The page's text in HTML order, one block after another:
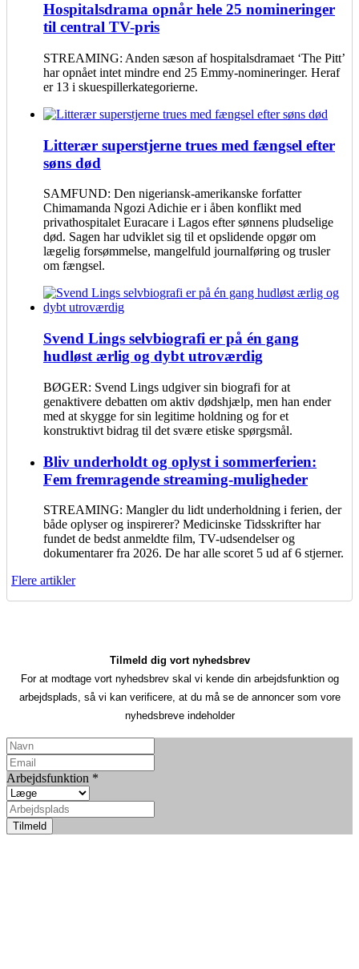
Hospitalsdrama opnår hele 25 nomineringer
til central TV-pris
STREAMING: Anden sæson af hospitalsdramaet ‘The Pitt’
har opnået intet mindre end 25 Emmy-nomineringer. Heraf
er 13 i skuespillerkategorierne.
Litterær superstjerne trues med fængsel efter
søns død
SAMFUND: Den nigeriansk-amerikanske forfatter
Chimamanda Ngozi Adichie er i åben konflikt med
privathospitalet Euracare i Lagos efter sønnens pludselige
død. Sagen har udviklet sig til et opslidende opgør om
lægelig forsømmelse, mangelfuld journalføring og trusler
om fængsel.
Svend Lings selvbiografi er på én gang
hudløst ærlig og dybt utroværdig
BØGER: Svend Lings udgiver sin biografi for at
genaktivere debatten om aktiv dødshjælp, men han ender
med at skygge for sin legitime holdning og for et
konstruktivt bidrag til det svære etiske spørgsmål.
Bliv underholdt og oplyst i sommerferien:
Fem fremragende streaming-muligheder
STREAMING: Mangler du lidt underholdning i ferien, der
både oplyser og inspirerer? Medicinske Tidsskrifter har
fundet de bedst anmeldte film, TV-udsendelser og
dokumentarer fra 2026. De har alle scoret 5 ud af 6 stjerner.
Flere artikler
Tilmeld dig vort nyhedsbrev
For at modtage vort nyhedsbrev skal vi kende din arbejdsfunktion og
arbejdsplads, så vi kan verificere, at du må se de annoncer som vore
nyhedsbreve indeholder
Arbejdsfunktion *
Tilmeld